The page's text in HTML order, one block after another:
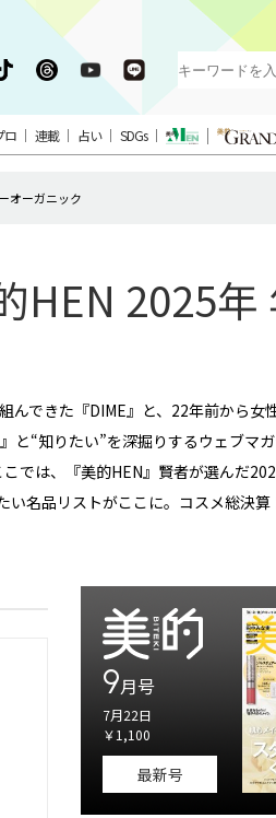
ロ 連載 占い SDGs
オーガニック
HEN 2025年
んできた『DIME』と、22年前から女
と“知りたい”を深掘りするウェブマ
では、『美的HEN』賢者が選んだ
名品リストがここに。コスメ総決算
9月号
7月22日
￥1,100
最新号